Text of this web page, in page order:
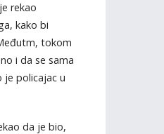
rekao
kako bi
tokom
i da se sama
je policajac u
da je bio,